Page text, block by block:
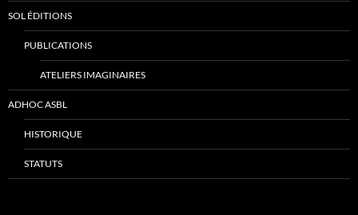
SOL ÉDITIONS
PUBLICATIONS
ATELIERS IMAGINAIRES
ADHOC ASBL
HISTORIQUE
STATUTS